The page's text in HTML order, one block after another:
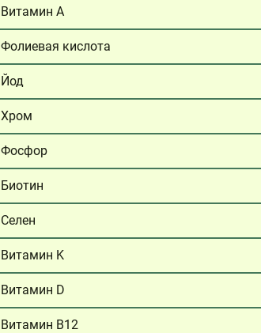
Витамин A
Фолиевая кислота
Йод
Хром
Фосфор
Биотин
Селен
Витамин K
Витамин D
Витамин B12